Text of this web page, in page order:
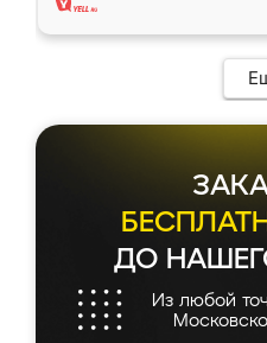
ДО
Из любой